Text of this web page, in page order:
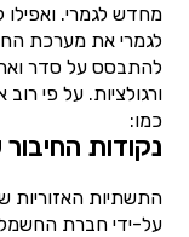
מחדש לגמרי.
לגמרי את מערכת
להתבסס על סדר
ורגולציות. על פי
כמו:
נקודות
התשתיות
על-ידי חברת